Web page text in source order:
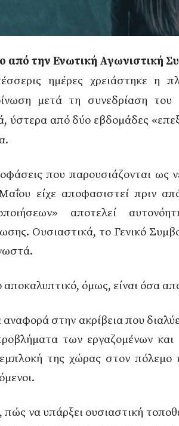
από την Ενωτική Αγωνιστική
ημέρες χρειάστηκε η
μετά τη συνεδρίαση του
ύστερα από δύο εβδομάδες
που παρουσιάζονται ως
είχε αποφασιστεί πριν
αποτελεί
Ουσιαστικά, το Γενικό
αποκαλυπτικό, όμως, είναι όσα
αναφορά στην ακρίβεια που
των εργαζομένων
της χώρας στον πόλεμο
να υπάρξει ουσιαστική